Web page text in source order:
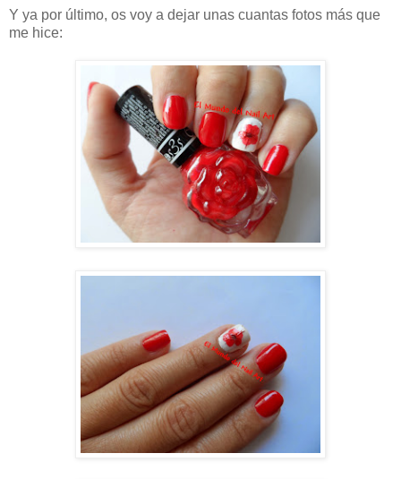
Y ya por último, os voy a dejar unas cuantas fotos más que
me hice: